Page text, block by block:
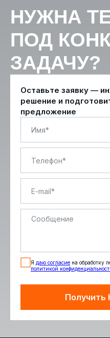
НУЖНА
ПОД
ЗАДАЧУ?
Оставьте заявку —
решение и
предложение
Я даю согласие на обработку
политикой
Получить